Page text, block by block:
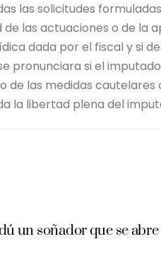
las solicitudes
las actuaciones o de la
dada por el fiscal y si
pronunciara si el
de las medidas cautelares
la libertad plena del
un soñador que se